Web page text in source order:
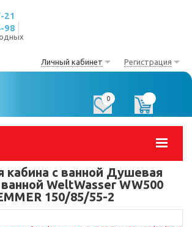
21
98
Личный кабинет Регистрация
0
кабина с ванной Душевая
WeltWasser WW500
150/85/55-2